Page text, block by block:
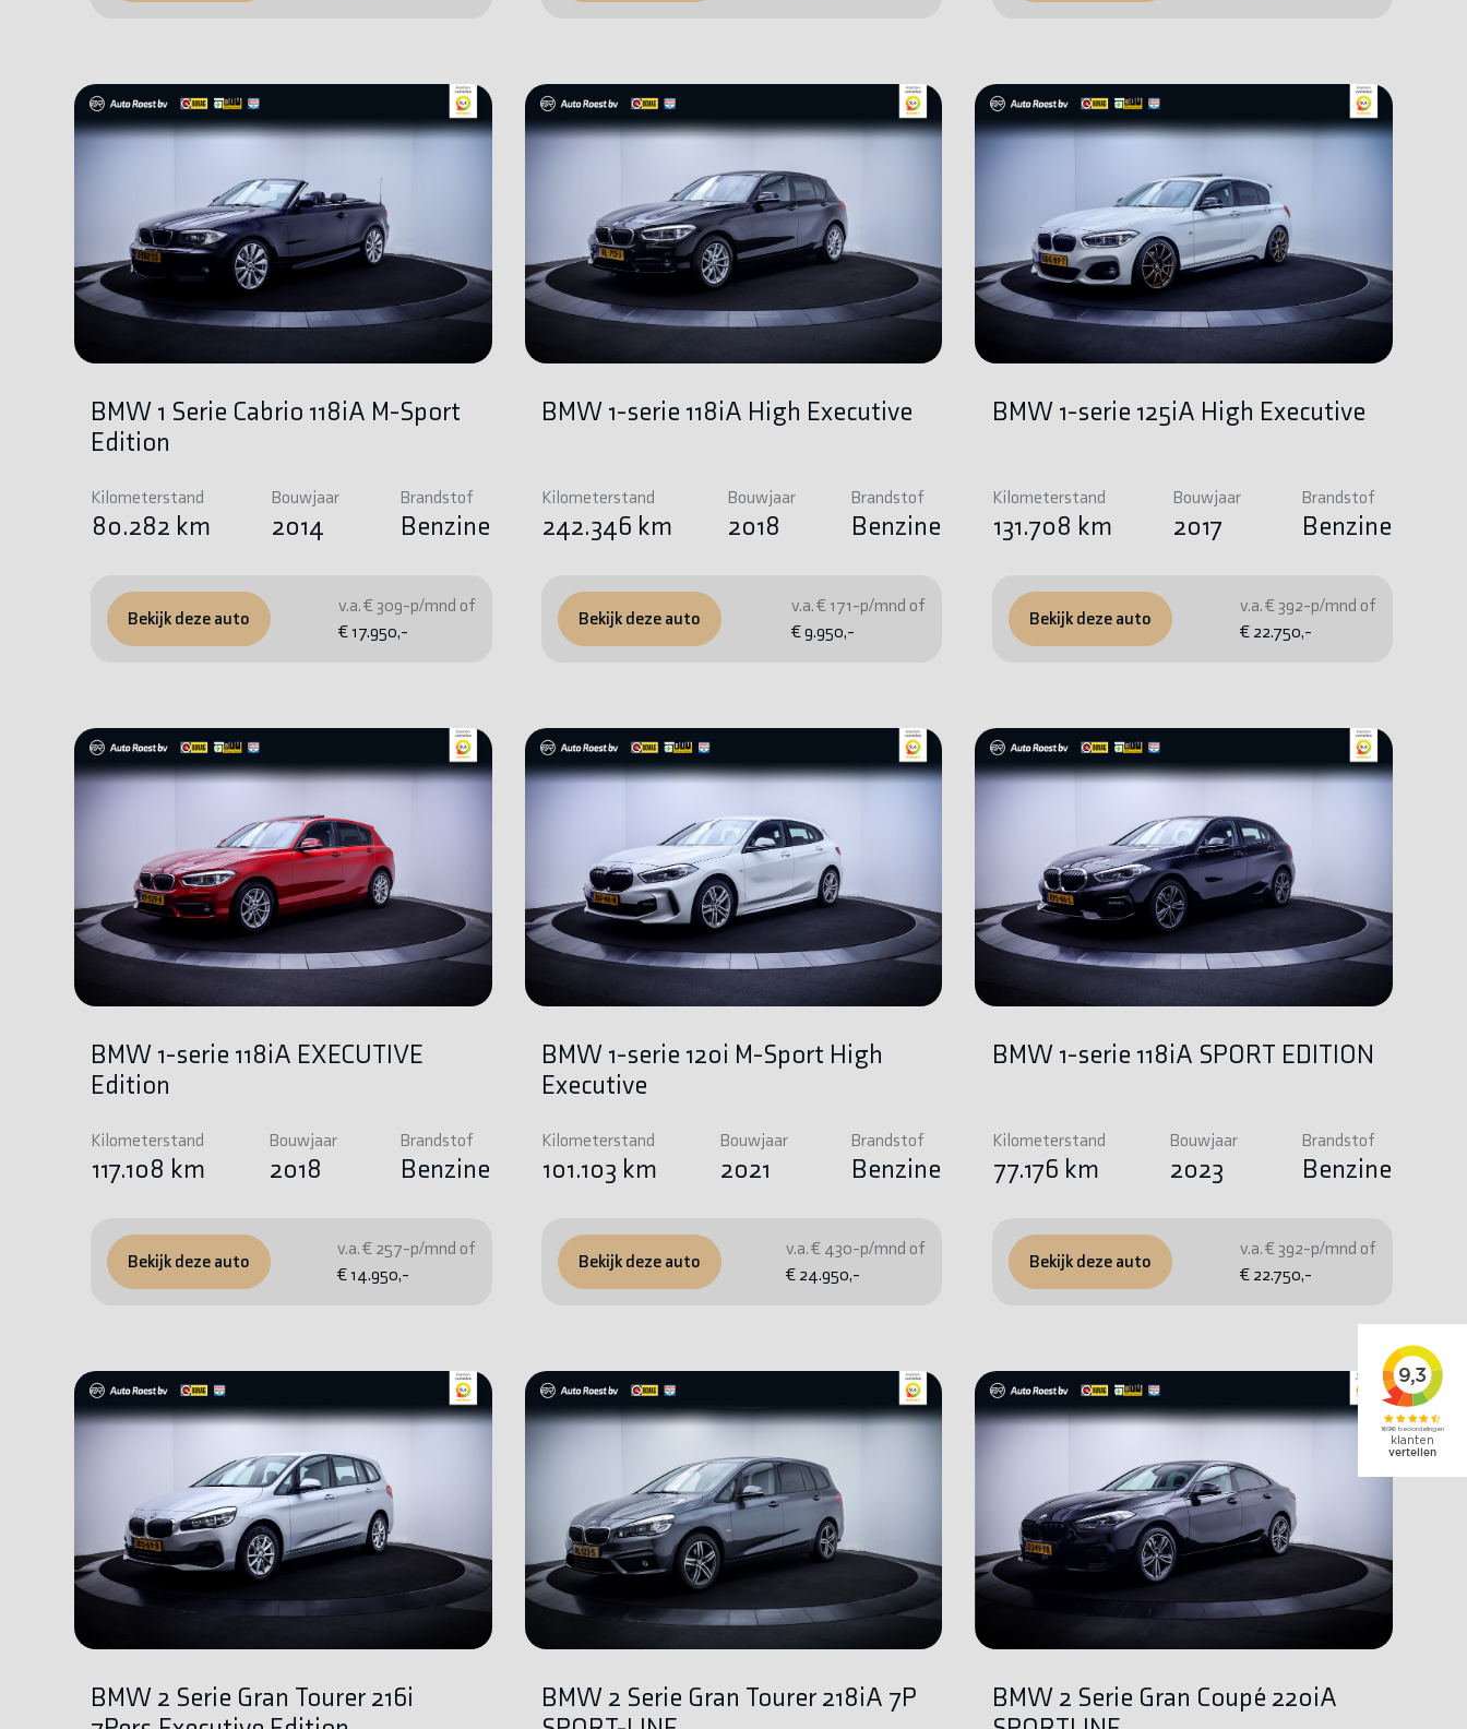
BMW 1 Serie Cabrio 118iA M-Sport
Edition
Kilometerstand
80.282 km
Bouwjaar
2014
Brandstof
Benzine
v.a. € 309-p/mnd of
€ 17.950,-
Bekijk deze auto
BMW 1-serie 118iA High Executive
Kilometerstand
242.346 km
Bouwjaar
2018
Brandstof
Benzine
v.a. € 171-p/mnd of
€ 9.950,-
Bekijk deze auto
BMW 1-serie 125iA High Executive
Kilometerstand
131.708 km
Bouwjaar
2017
Brandstof
Benzine
v.a. € 392-p/mnd of
€ 22.750,-
Bekijk deze auto
BMW 1-serie 118iA EXECUTIVE
Edition
Kilometerstand
117.108 km
Bouwjaar
2018
Brandstof
Benzine
v.a. € 257-p/mnd of
€ 14.950,-
Bekijk deze auto
BMW 1-serie 120i M-Sport High
Executive
Kilometerstand
101.103 km
Bouwjaar
2021
Brandstof
Benzine
v.a. € 430-p/mnd of
€ 24.950,-
Bekijk deze auto
BMW 1-serie 118iA SPORT EDITION
Kilometerstand
77.176 km
Bouwjaar
2023
Brandstof
Benzine
v.a. € 392-p/mnd of
€ 22.750,-
Bekijk deze auto
BMW 2 Serie Gran Tourer 216i
BMW 2 Serie Gran Tourer 218iA 7P
BMW 2 Serie Gran Coupé 220iA